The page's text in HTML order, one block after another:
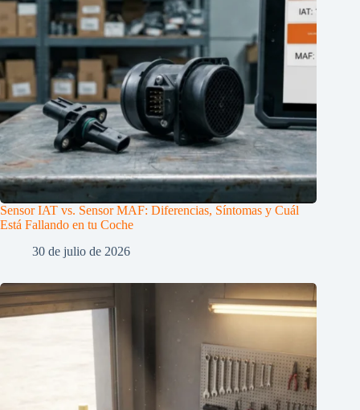
Sensor IAT vs. Sensor MAF: Diferencias, Síntomas y Cuál
Está Fallando en tu Coche
30 de julio de 2026